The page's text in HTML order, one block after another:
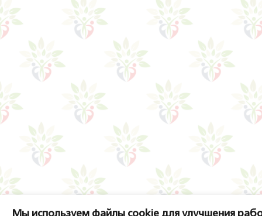
Мы используем файлы cookie для улучшения